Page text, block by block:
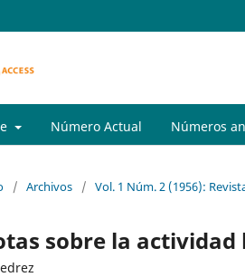
Número Actual Números
/ Archivos / Vol. 1 Núm. 2 (1956):
sobre la